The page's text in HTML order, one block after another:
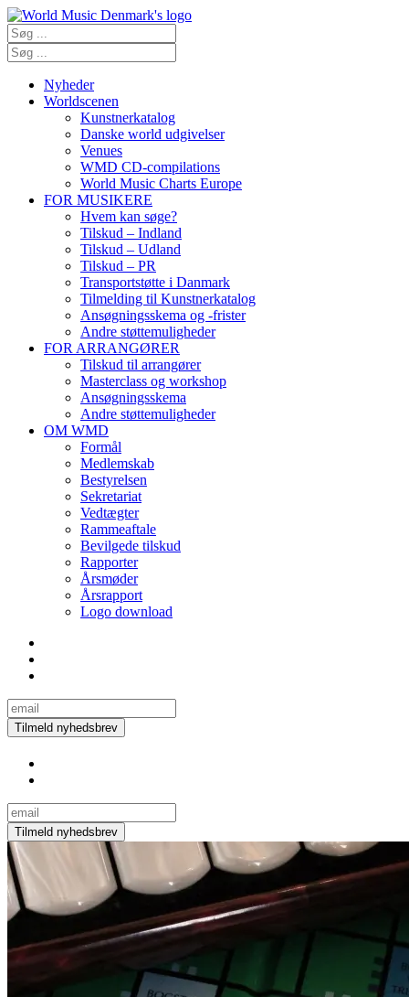
Nyheder
Worldscenen
Kunstnerkatalog
Danske world udgivelser
Venues
WMD CD-compilations
World Music Charts Europe
FOR MUSIKERE
Hvem kan søge?
Tilskud – Indland
Tilskud – Udland
Tilskud – PR
Transportstøtte i Danmark
Tilmelding til Kunstnerkatalog
Ansøgningsskema og -frister
Andre støttemuligheder
FOR ARRANGØRER
Tilskud til arrangører
Masterclass og workshop
Ansøgningsskema
Andre støttemuligheder
OM WMD
Formål
Medlemskab
Bestyrelsen
Sekretariat
Vedtægter
Rammeaftale
Bevilgede tilskud
Rapporter
Årsmøder
Årsrapport
Logo download